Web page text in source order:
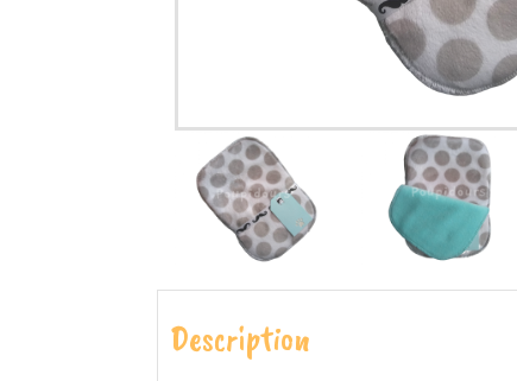
Description